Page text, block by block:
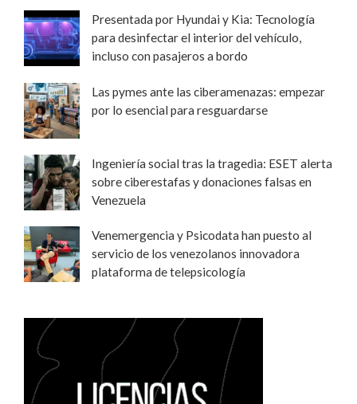
Presentada por Hyundai y Kia: Tecnología
para desinfectar el interior del vehículo,
incluso con pasajeros a bordo
Las pymes ante las ciberamenazas: empezar
por lo esencial para resguardarse
Ingeniería social tras la tragedia: ESET alerta
sobre ciberestafas y donaciones falsas en
Venezuela
Venemergencia y Psicodata han puesto al
servicio de los venezolanos innovadora
plataforma de telepsicología